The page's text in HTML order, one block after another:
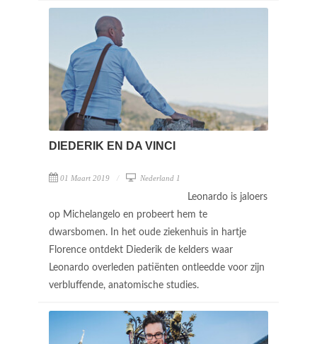
DIEDERIK EN DA VINCI
01 Maart 2019 Nederland 1
Leonardo is jaloers
op Michelangelo en probeert hem te
dwarsbomen. In het oude ziekenhuis in hartje
Florence ontdekt Diederik de kelders waar
Leonardo overleden patiënten ontleedde voor zijn
verbluffende, anatomische studies.